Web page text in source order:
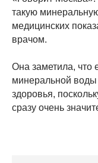
такую
медицинских
врачом.
Она заметила, что
минеральной воды
здоровья,
сразу очень